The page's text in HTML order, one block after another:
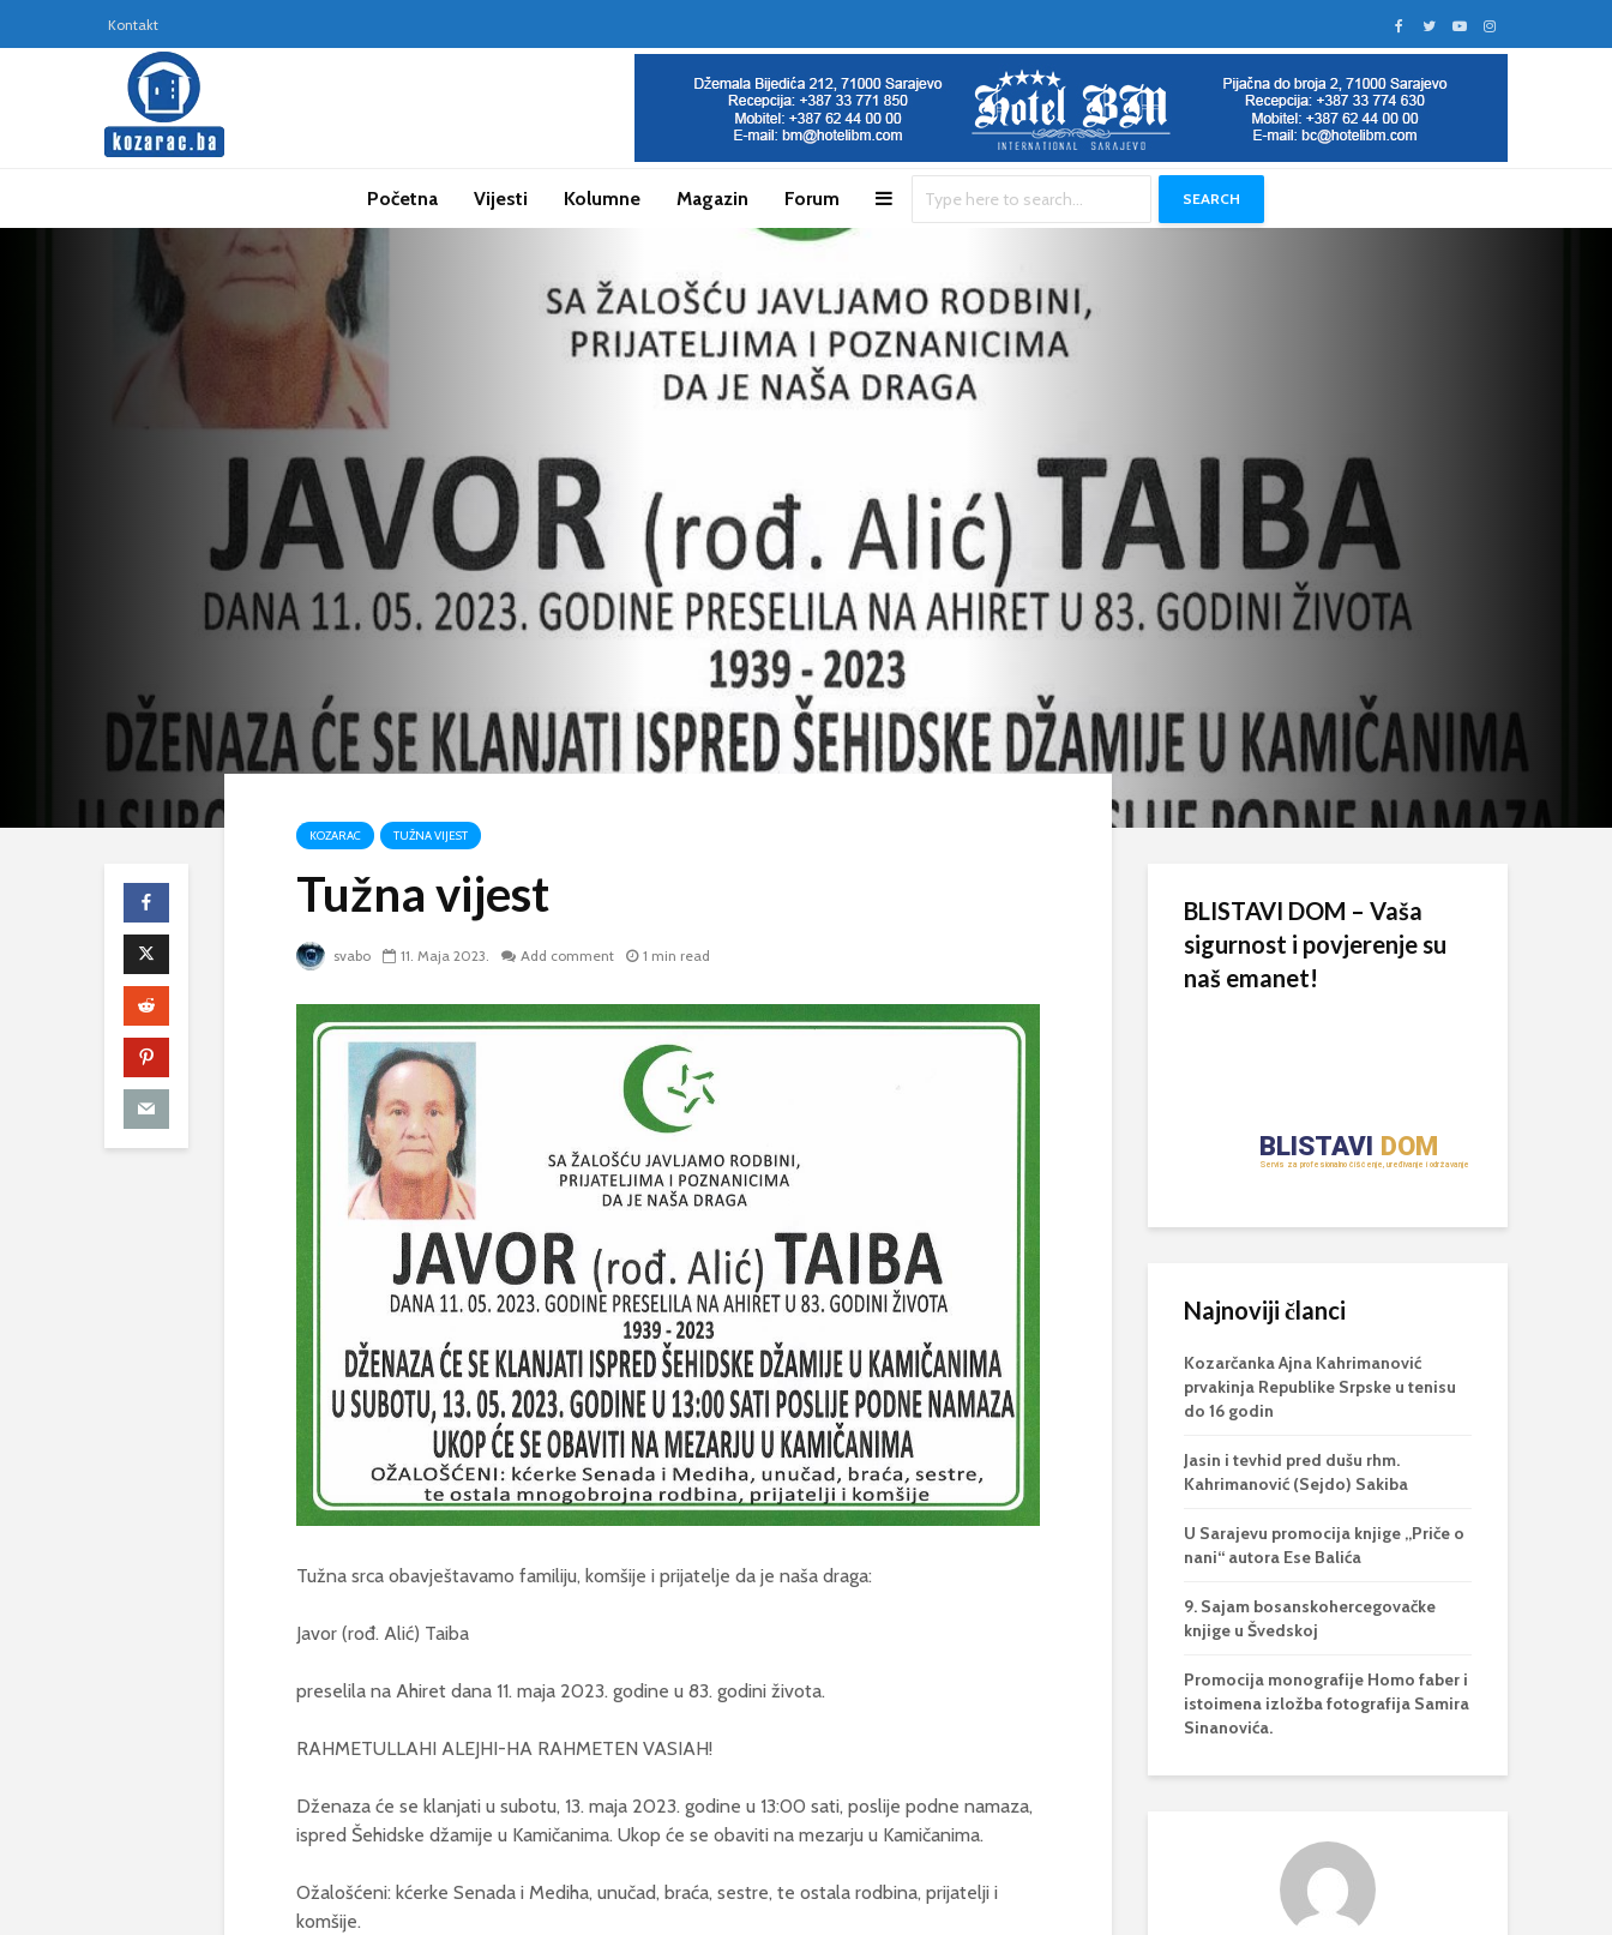
Kontakt
Početna Vijesti Kolumne Magazin Forum SEARCH
KOZARAC TUŽNA VIJEST
Tužna vijest
svabo 11. Maja 2023. Add comment 1 min read
Tužna srca obavještavamo familiju, komšije i prijatelje da je naša draga:
Javor (rođ. Alić) Taiba
preselila na Ahiret dana 11. maja 2023. godine u 83. godini života.
RAHMETULLAHI ALEJHI-HA RAHMETEN VASIAH!
Dženaza će se klanjati u subotu, 13. maja 2023. godine u 13:00 sati, poslije podne namaza,
ispred Šehidske džamije u Kamičanima. Ukop će se obaviti na mezarju u Kamičanima.
Ožalošćeni: kćerke Senada i Mediha, unučad, braća, sestre, te ostala rodbina, prijatelji i
komšije.
BLISTAVI DOM – Vaša
sigurnost i povjerenje su
naš emanet!
Najnoviji članci
Kozarčanka Ajna Kahrimanović
prvakinja Republike Srpske u tenisu
do 16 godin
Jasin i tevhid pred dušu rhm.
Kahrimanović (Sejdo) Sakiba
U Sarajevu promocija knjige „Priče o
nani“ autora Ese Balića
9. Sajam bosanskohercegovačke
knjige u Švedskoj
Promocija monografije Homo faber i
istoimena izložba fotografija Samira
Sinanovića.